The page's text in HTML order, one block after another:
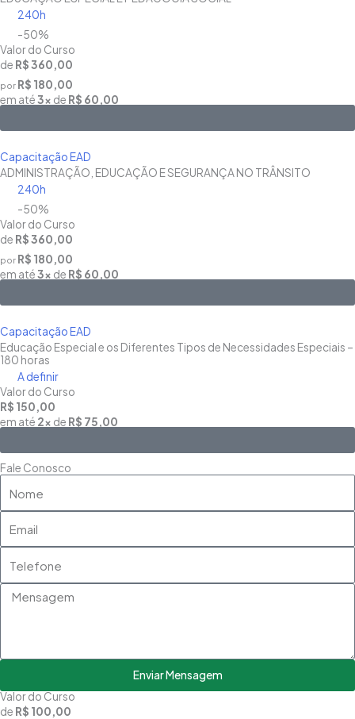
240h
-50%
Valor do Curso
de R$ 360,00
por R$ 180,00
em até3x de R$ 60,00
Capacitação EAD
ADMINISTRAÇÃO, EDUCAÇÃO E SEGURANÇA NO TRÂNSITO
240h
-50%
Valor do Curso
de R$ 360,00
por R$ 180,00
em até3x de R$ 60,00
Capacitação EAD
Educação Especial e os Diferentes Tipos de Necessidades Especiais –
180 horas
A definir
Valor do Curso
R$ 150,00
em até 2x de R$ 75,00
Fale Conosco
Mensagem
Enviar Mensagem
Valor do Curso
de R$ 100,00